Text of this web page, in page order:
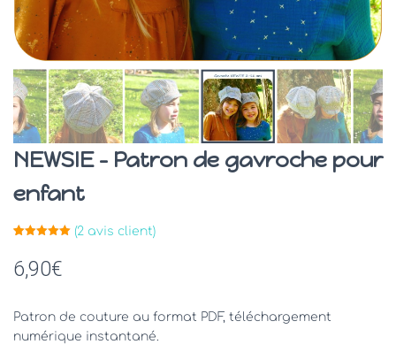
NEWSIE – Patron de gavroche pour
enfant
basé sur
notations
(2avis client)
6,90€
Patron de couture au format PDF, téléchargement
numérique instantané.